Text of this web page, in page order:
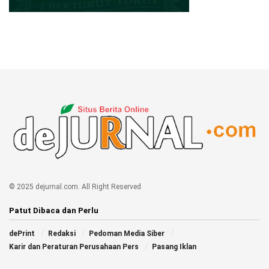
© 2025 dejurnal.com. All Right Reserved
Patut Dibaca dan Perlu
dePrint Redaksi
Pedoman Media Siber
Karir dan Peraturan Perusahaan Pers
Pasang Iklan